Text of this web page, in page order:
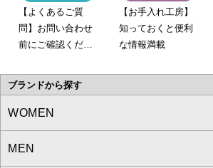
【よくあるご質
問】お問い合わせ
前にご確認くださ
【お手入れ工房】
知っておくと便利
な情報満載
ブランドから探す
WOMEN
a.v.v
MEN